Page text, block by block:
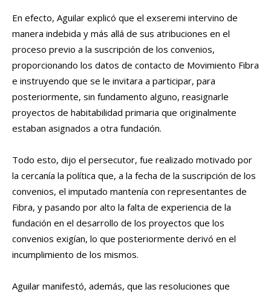
En efecto, Aguilar explicó que el exseremi intervino de
manera indebida y más allá de sus atribuciones en el
proceso previo a la suscripción de los convenios,
proporcionando los datos de contacto de Movimiento Fibra
e instruyendo que se le invitara a participar, para
posteriormente, sin fundamento alguno, reasignarle
proyectos de habitabilidad primaria que originalmente
estaban asignados a otra fundación.
Todo esto, dijo el persecutor, fue realizado motivado por
la cercanía la política que, a la fecha de la suscripción de los
convenios, el imputado mantenía con representantes de
Fibra, y pasando por alto la falta de experiencia de la
fundación en el desarrollo de los proyectos que los
convenios exigían, lo que posteriormente derivó en el
incumplimiento de los mismos.
Aguilar manifestó, además, que las resoluciones que